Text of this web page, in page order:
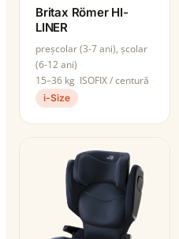
Britax Römer HI-
LINER
preșcolar (3-7 ani), școlar
(6-12 ani)
15–36 kg ISOFIX / centură
i-Size